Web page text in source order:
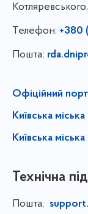
Телефон: +380
Пошта:
Офіційний
Київська
Київська
Технічна
Пошта: